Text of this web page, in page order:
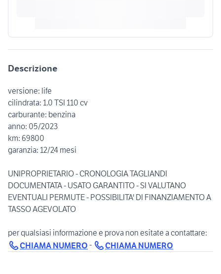
Descrizione
versione: life
cilindrata: 1.0 TSI 110 cv
carburante: benzina
anno: 05/2023
km: 69800
garanzia: 12/24 mesi
UNIPROPRIETARIO - CRONOLOGIA TAGLIANDI
DOCUMENTATA - USATO GARANTITO - SI VALUTANO
EVENTUALI PERMUTE - POSSIBILITA' DI FINANZIAMENTO A
TASSO AGEVOLATO
per qualsiasi informazione e prova non esitate a contattare:
CHIAMA NUMERO - CHIAMA NUMERO